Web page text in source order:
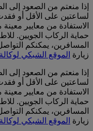
إذا منعتم من الصعود إلى
لساعتين على الأقل أو
الاستفادة من معايير
حماية الركاب الجويين.
المسافرين، يمكنكم
زيارة الموقع الشبكي
إذا منعتم من الصعود إلى
لساعتين على الأقل أو
الاستفادة من معايير
حماية الركاب الجويين.
المسافرين، يمكنكم
زيارة الموقع الشبكي